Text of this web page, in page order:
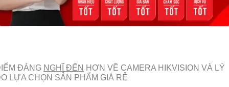
ĐÁNG NGHĨ ĐẾN HƠN VỀ CAMERA HIKVISION VÀ LÝ
LỰA CHỌN SẢN PHẨM GIÁ RẺ